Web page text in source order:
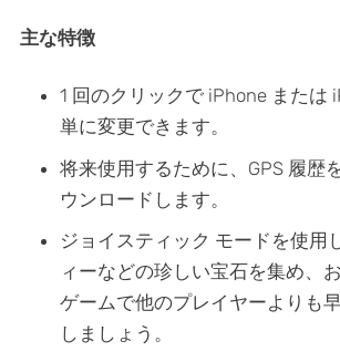
主な特徴
1 回のクリックで iPhone または
単に変更できます。
将来使用するために、GPS 履歴
ウンロードします。
ジョイスティック モードを使用
ィーなどの珍しい宝石を集め、
ゲームで他のプレイヤーよりも
しましょう。